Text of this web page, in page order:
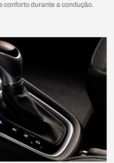
conforto durante a condução.